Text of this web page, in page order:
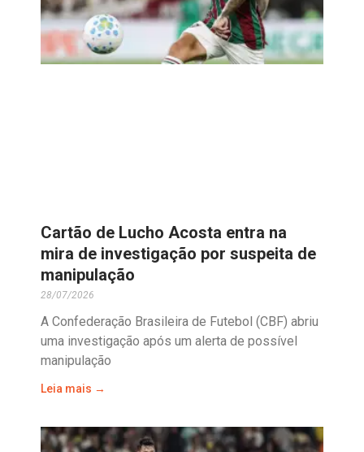
Cartão de Lucho Acosta entra na
mira de investigação por suspeita de
manipulação
28/07/2026
A Confederação Brasileira de Futebol (CBF) abriu
uma investigação após um alerta de possível
manipulação
Leia mais →